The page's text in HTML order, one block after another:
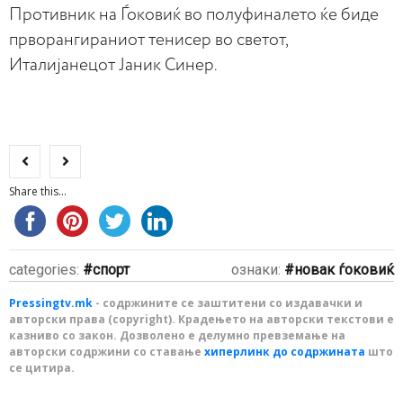
Противник на Ѓоковиќ во полуфиналето ќе биде
прворангираниот тенисер во светот,
Италијанецот Јаник Синер.
Share this...
categories: спорт ознаки: новак ѓоковиќ
Pressingtv.mk - содржините се заштитени со издавачки и
авторски права (copyright). Крадењето на авторски текстови е
казниво со закон. Дозволено е делумно превземање на
авторски содржини со ставање хиперлинк до содржината што
се цитира.